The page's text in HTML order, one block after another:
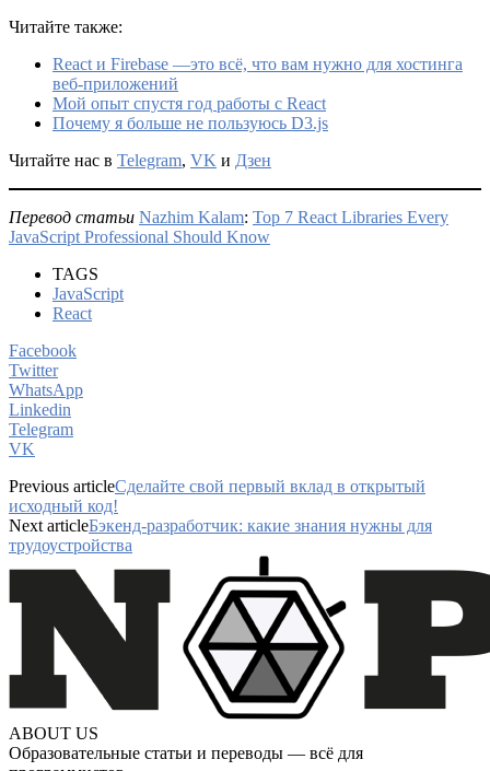
Читайте также:
React и Firebase —это всё, что вам нужно для хостинга
веб-приложений
Мой опыт спустя год работы с React
Почему я больше не пользуюсь D3.js
Читайте нас в Telegram, VK и Дзен
Перевод статьи Nazhim Kalam: Top 7 React Libraries Every
JavaScript Professional Should Know
TAGS
JavaScript
React
Facebook
Twitter
WhatsApp
Linkedin
Telegram
VK
Previous articleСделайте свой первый вклад в открытый
исходный код!
Next articleБэкенд-разработчик: какие знания нужны для
трудоустройства
ABOUT US
Образовательные статьи и переводы — всё для